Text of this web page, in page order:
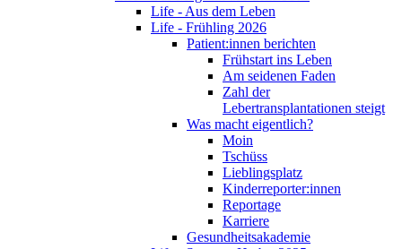
Life - Aus dem Leben
Life - Frühling 2026
Patient:innen berichten
Frühstart ins Leben
Am seidenen Faden
Zahl der
Lebertransplantationen steigt
Was macht eigentlich?
Moin
Tschüss
Lieblingsplatz
Kinderreporter:innen
Reportage
Karriere
Gesundheitsakademie